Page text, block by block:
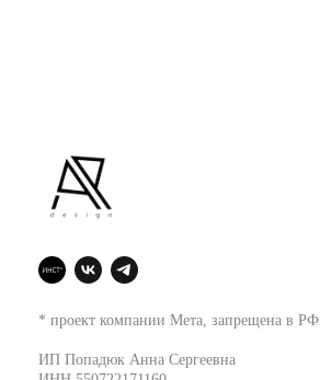
* проект компании Мета, запрещена в РФ
ИП Попадюк Анна Сергеевна